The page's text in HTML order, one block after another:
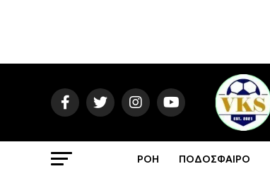
ΡΟΗ ΠΟΔΟΣΦΑΙΡΟ